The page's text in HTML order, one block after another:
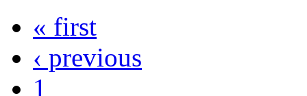
« first
‹ previous
1